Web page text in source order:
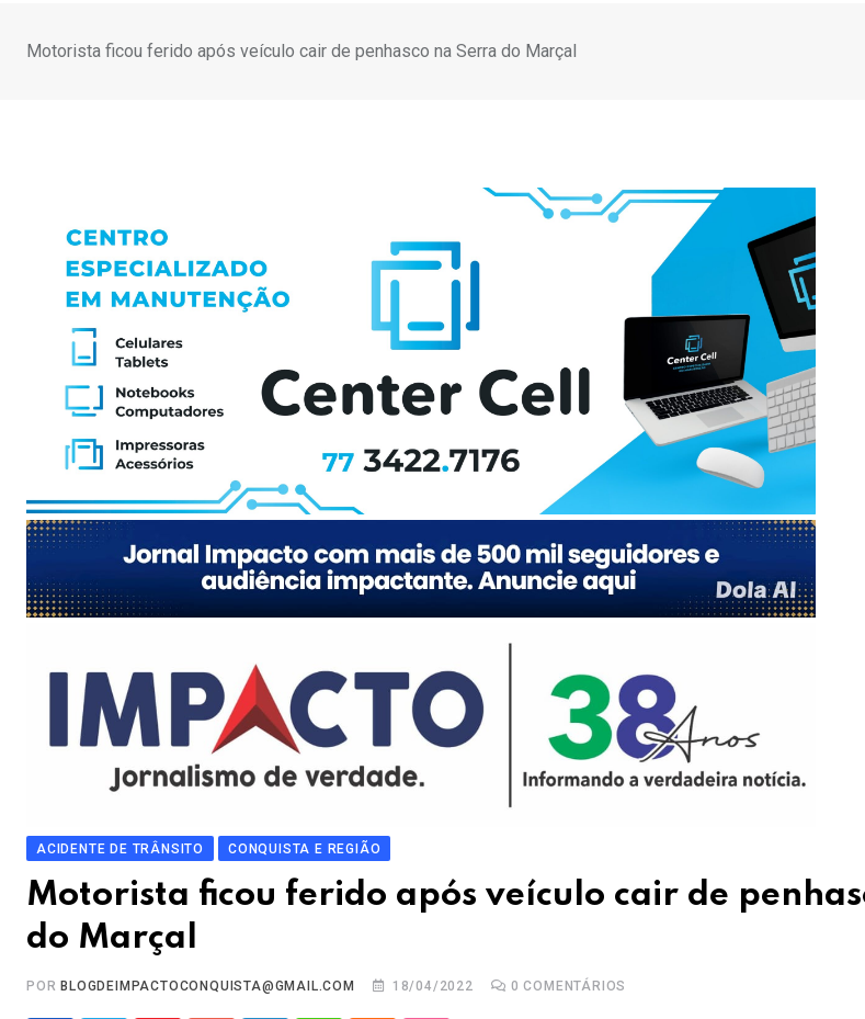
Motorista ficou ferido após veículo cair de penhasco na Serra do Marçal
ACIDENTE DE TRÂNSITO CONQUISTA E REGIÃO
Motorista ficou ferido após veículo cair de
do Marçal
POR BLOGDEIMPACTOCONQUISTA@GMAIL.COM 18/04/2022 0 COMENTÁRIOS